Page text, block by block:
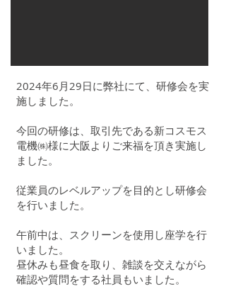
2024年6月29日に弊社にて、研修会を実
施しました。
今回の研修は、取引先である新コスモス
電機㈱様に大阪よりご来福を頂き実施し
ました。
従業員のレベルアップを目的とし研修会
を行いました。
午前中は、スクリーンを使用し座学を行
いました。
昼休みも昼食を取り、雑談を交えながら
確認や質問をする社員もいました。